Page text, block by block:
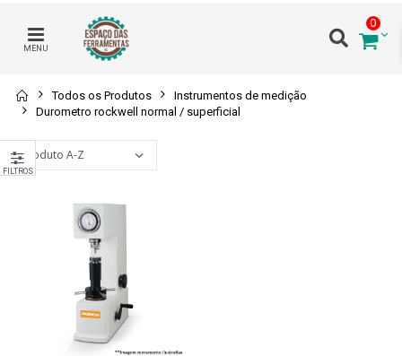
MENU
0
Todos os Produtos
Instrumentos de medição
Durometro rockwell normal / superficial
FILTROS